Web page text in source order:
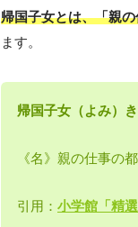
帰国子女とは、「親
ます。
帰国子女（よみ）
《名》親の仕事の
引用： 小学館「精